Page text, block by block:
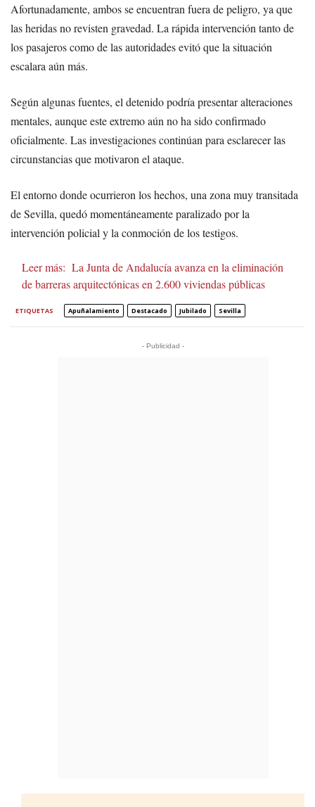
Afortunadamente, ambos se encuentran fuera de peligro, ya que
las heridas no revisten gravedad. La rápida intervención tanto de
los pasajeros como de las autoridades evitó que la situación
escalara aún más.
Según algunas fuentes, el detenido podría presentar alteraciones
mentales, aunque este extremo aún no ha sido confirmado
oficialmente. Las investigaciones continúan para esclarecer las
circunstancias que motivaron el ataque.
El entorno donde ocurrieron los hechos, una zona muy transitada
de Sevilla, quedó momentáneamente paralizado por la
intervención policial y la conmoción de los testigos.
Leer más: La Junta de Andalucía avanza en la eliminación
de barreras arquitectónicas en 2.600 viviendas públicas
ETIQUETAS Apuñalamiento Destacado Jubilado Sevilla
- Publicidad -